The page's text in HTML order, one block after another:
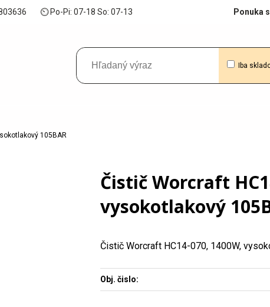
⏲ Po-Pi: 07-18 So: 07-13
Iba
Ponuka
105BAR
Čistič Worcraft
vysokotlakový
Čistič Worcraft HC14-070, 1400W,
Obj. čislo: